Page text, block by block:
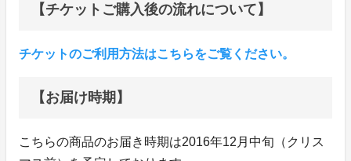
【チケットご購入後の流れについて】
チケットのご利用方法はこちらをご覧ください。
【お届け時期】
こちらの商品のお届き時期は2016年12月中旬（クリス